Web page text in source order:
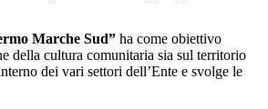
Marche Sud” ha come obiettivo
della cultura comunitaria sia sul territorio
dei vari settori dell’Ente e svolge le